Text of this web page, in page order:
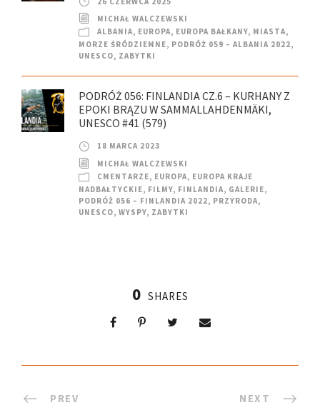
MICHAŁ WALCZEWSKI
ALBANIA, EUROPA, EUROPA BAŁKANY, MIASTA,
MORZE ŚRÓDZIEMNE, PODRÓŻ 059 – ALBANIA 2022,
UNESCO, ZABYTKI
PODRÓŻ 056: FINLANDIA CZ.6 – KURHANY Z
EPOKI BRĄZU W SAMMALLAHDENMÄKI,
UNESCO #41 (579)
18 MARCA 2023
MICHAŁ WALCZEWSKI
CMENTARZE, EUROPA, EUROPA KRAJE
NADBAŁTYCKIE, FILMY, FINLANDIA, GALERIE,
PODRÓŻ 056 – FINLANDIA 2022, PRZYRODA,
UNESCO, WYSPY, ZABYTKI
0 SHARES
PREV NEXT